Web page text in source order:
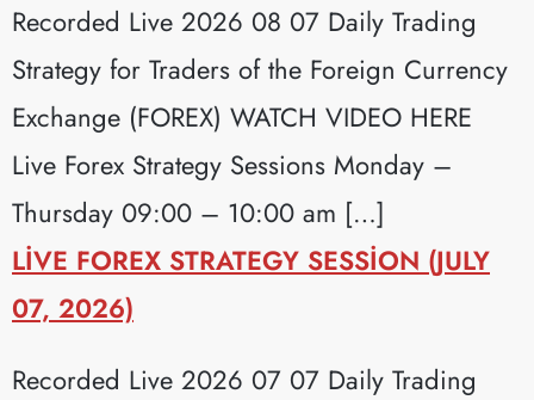
Recorded Live 2026 08 07 Daily Trading
Strategy for Traders of the Foreign Currency
Exchange (FOREX) WATCH VIDEO HERE
Live Forex Strategy Sessions Monday –
Thursday 09:00 – 10:00 am […]
LIVE FOREX STRATEGY SESSION (JULY
07, 2026)
Recorded Live 2026 07 07 Daily Trading